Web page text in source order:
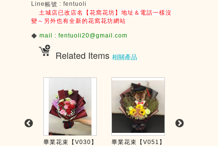
Line帳號 : fentuoli
土城店已改店名【花窩花坊】地址＆電話一樣沒
變～另外也有全新的花窩花坊網站
◆ mail : fentuoli20@gmail.com
Related Items 相關產品
畢業花束【V030】
畢業花束【V051】